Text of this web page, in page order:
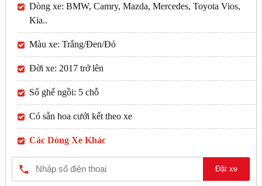
Dòng xe: BMW, Camry, Mazda, Mercedes, Toyota Vios,
Kia..
Màu xe: Trắng/Đen/Đỏ
Đời xe: 2017 trở lên
Số ghế ngồi: 5 chỗ
Có sẵn hoa cưới kết theo xe
Các Dòng Xe Khác
Đặt xe